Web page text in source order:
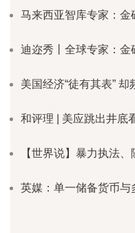
马来西亚智库专家：金
迪迩秀丨全球专家：金
美国经济“徒有其表”
和评理 | 美应跳出井底
【世界说】暴力执法
英媒：单一储备货币与